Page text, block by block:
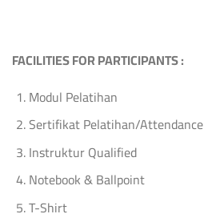
FACILITIES FOR PARTICIPANTS :
Modul Pelatihan
Sertifikat Pelatihan/Attendance
Instruktur Qualified
Notebook & Ballpoint
T-Shirt